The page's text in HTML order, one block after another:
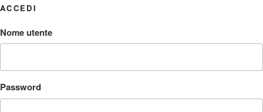
ACCEDI
Nome utente
Password